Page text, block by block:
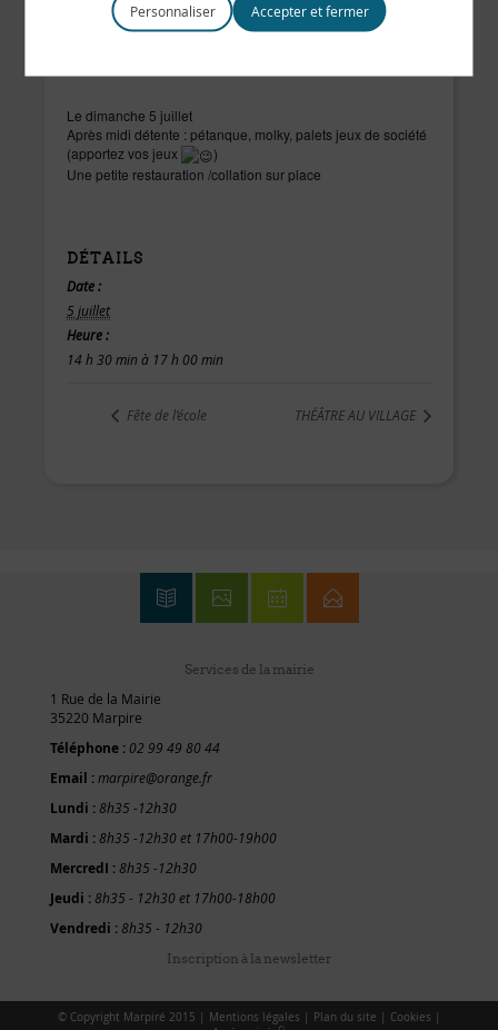
Le dimanche 5 juillet
Après midi détente : pétanque, molky, palets jeux de société
(apportez vos jeux
)
Une petite restauration /collation sur place
DÉTAILS
Date :
5 juillet
Heure :
14 h 30 min à 17 h 00 min
Fête de l’école THÉÂTRE AU VILLAGE
Services de la mairie
1 Rue de la Mairie
35220 Marpire
Téléphone : 02 99 49 80 44
Email :marpire@orange.fr
Lundi :8h35 -12h30
Mardi :8h35 -12h30 et 17h00-19h00
MercredI :8h35 -12h30
Jeudi :8h35 - 12h30 et 17h00-18h00
Vendredi :8h35 - 12h30
Inscription à la newsletter
© Copyright Marpiré 2015 | Mentions légales Plan du site Cookies
Personnaliser